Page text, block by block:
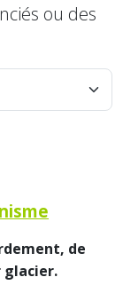
ou des
de
glacier.